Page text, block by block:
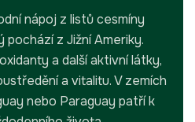
nápoj z listů cesmíny
pochází z Jižní Ameriky.
a další aktivní látky,
a vitalitu. V zemích
nebo Paraguay patří k